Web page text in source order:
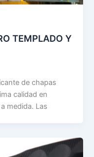
TEMPLADO Y
de chapas
calidad en
medida. Las